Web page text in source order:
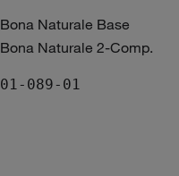
Bona Naturale Base
Bona Naturale 2-Comp.
01-089-01